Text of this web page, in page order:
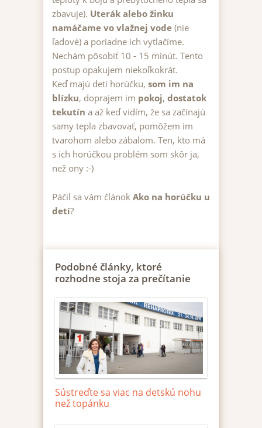
zbavuje). Uterák alebo žinku
namáčame vo vlažnej vode (nie
ľadové) a poriadne ich vytlačíme.
Nechám pôsobiť 10 - 15 minút. Tento
postup opakujem niekoľkokrát.
Keď majú deti horúčku, som im na
blízku, doprajem im pokoj, dostatok
tekutín a až keď vidím, že sa začínajú
samy tepla zbavovať, pomôžem im
tvarohom alebo zábalom. Ten, kto má
s ich horúčkou problém som skôr ja,
než ony :-)
Páčil sa vám článok Ako na horúčku u
detí?
Podobné články, ktoré
rozhodne stoja za prečítanie
Sústreďte sa viac na detskú nohu
než topánku